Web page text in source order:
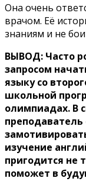
Она очень
врачом. Её
знаниям и не
ВЫВОД: Часто
запросом
языку со
школьной
олимпиадах. В
изучение
пригодится не
поможет в